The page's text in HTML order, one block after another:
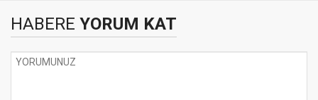
HABERE YORUM KAT